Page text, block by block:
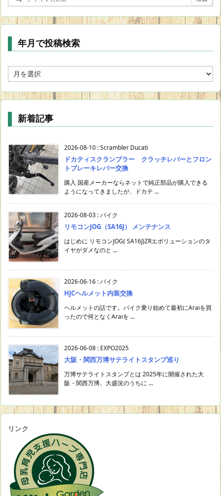
年月で投稿検索
月
で
投
稿
索
新着記事
2026-08-10 :Scrambler Ducati
ドカティスクランブラー クラッチレバーとフロン
トブレーキレバー交換
購入 国産メーカーならネットで純正部品が購入できる
ようになってきましたが、ドカテ ...
2026-08-03 :バイク
リモコンJOG（SA16J） メンテナンス
はじめに リモコンJOG( SA16J)ZRエボリューションのタ
イヤがダメなのと ...
2026-06-16 :バイク
HJCヘルメット内装交換
ヘルメットの話です。バイク乗り始めて最初にAraiを買
ったので何となくAraiを ...
2026-06-08 : EXPO2025
大阪・関西万博サテライトスタンプ巡り
万博サテライトスタンプとは 2025年に開催された大
阪・関西万博。大盛況のうちに ...
リンク